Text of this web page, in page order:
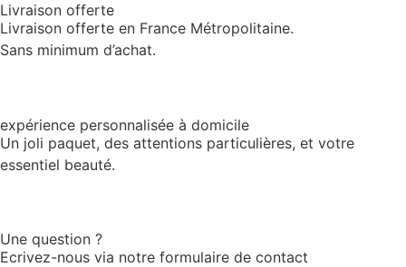
Livraison offerte
Livraison offerte en France Métropolitaine.
Sans minimum d’achat.
expérience personnalisée à domicile
Un joli paquet, des attentions particulières, et votre
essentiel beauté.
Une question ?
Ecrivez-nous via notre formulaire de contact